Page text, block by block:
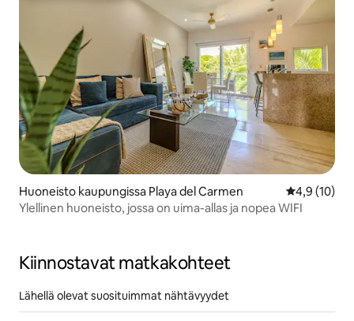
Huoneisto kaupungissa Playa del Carmen
4,9 (10)
Ylellinen huoneisto, jossa on uima-allas ja nopea WIFI
Kiinnostavat matkakohteet
Lähellä olevat suosituimmat nähtävyydet